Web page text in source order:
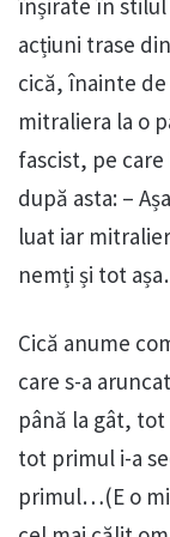
înșirate în
acțiuni trase
cică, înainte
mitraliera la o
fascist, pe
după asta: –
luat iar
nemți și tot
Cică anume
care s-a
până la gât,
tot primul i-a
primul…(E o